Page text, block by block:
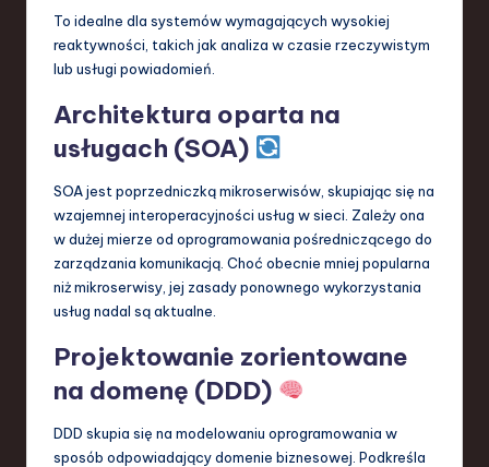
To idealne dla systemów wymagających wysokiej
reaktywności, takich jak analiza w czasie rzeczywistym
lub usługi powiadomień.
Architektura oparta na
usługach (SOA)
SOA jest poprzedniczką mikroserwisów, skupiając się na
wzajemnej interoperacyjności usług w sieci. Zależy ona
w dużej mierze od oprogramowania pośredniczącego do
zarządzania komunikacją. Choć obecnie mniej popularna
niż mikroserwisy, jej zasady ponownego wykorzystania
usług nadal są aktualne.
Projektowanie zorientowane
na domenę (DDD)
DDD skupia się na modelowaniu oprogramowania w
sposób odpowiadający domenie biznesowej. Podkreśla